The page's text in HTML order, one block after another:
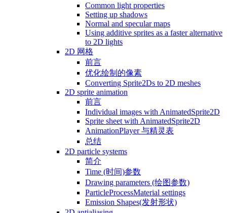
Common light properties
Setting up shadows
Normal and specular maps
Using additive sprites as a faster alternative
to 2D lights
2D 网格
前言
优化绘制的像素
Converting Sprite2Ds to 2D meshes
2D sprite animation
前言
Individual images with AnimatedSprite2D
Sprite sheet with AnimatedSprite2D
AnimationPlayer 与精灵表
总结
2D particle systems
简介
Time (时间)参数
Drawing parameters (绘图参数)
ParticleProcessMaterial settings
Emission Shapes(发射形状)